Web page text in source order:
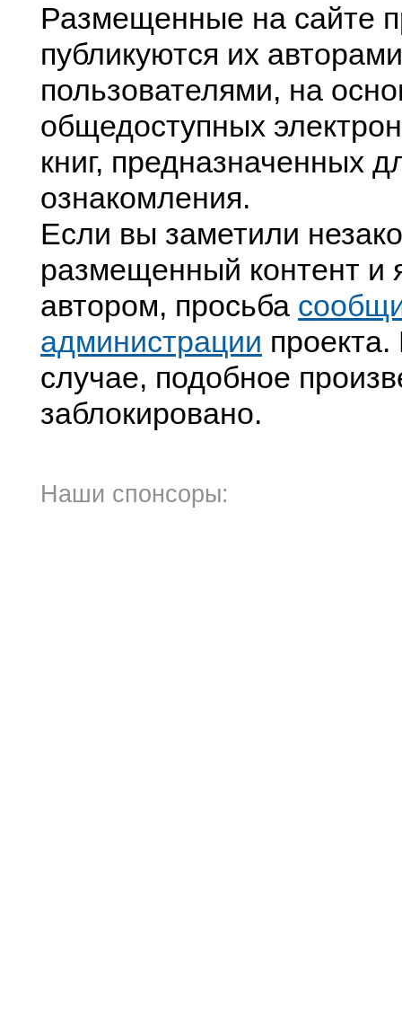
Размещенные на сайте
публикуются их
пользователями, на
общедоступных
книг, предназначенных
ознакомления.
Если вы заметили
размещенный контент и
автором, просьба
администрации
случае, подобное
заблокировано.
Наши спонсоры: